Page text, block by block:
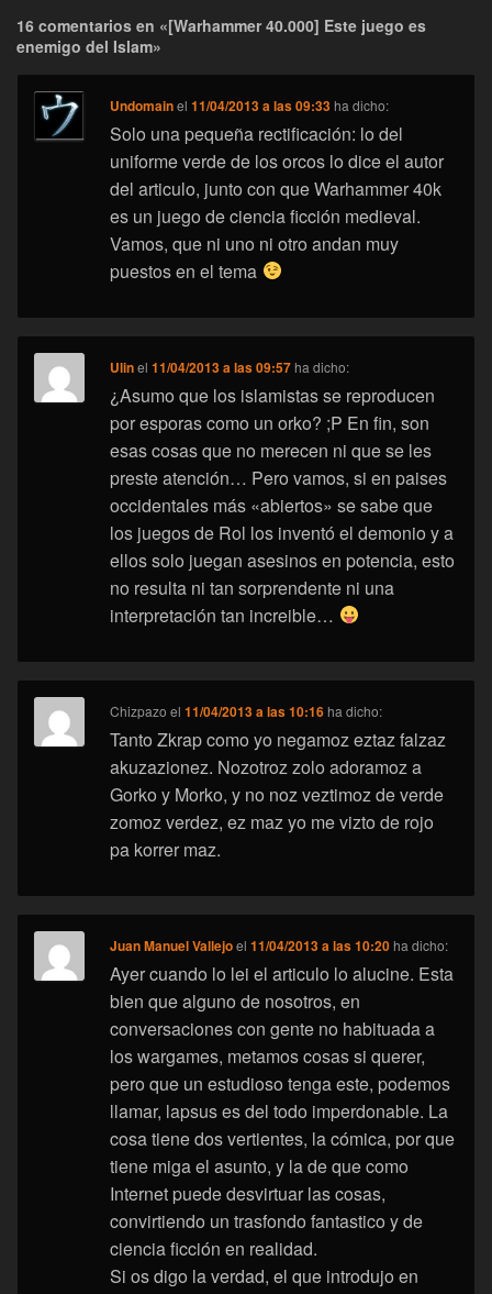
16 comentarios en «[Warhammer 40.000] Este juego es
enemigo del Islam»
Undomainel11/04/2013 a las 09:33 ha dicho:
Solo una pequeña rectificación: lo del
uniforme verde de los orcos lo dice el autor
del articulo, junto con que Warhammer 40k
es un juego de ciencia ficción medieval.
Vamos, que ni uno ni otro andan muy
puestos en el tema
Ulinel11/04/2013 a las 09:57 ha dicho:
¿Asumo que los islamistas se reproducen
por esporas como un orko? ;P En fin, son
esas cosas que no merecen ni que se les
preste atención… Pero vamos, si en paises
occidentales más «abiertos» se sabe que
los juegos de Rol los inventó el demonio y a
ellos solo juegan asesinos en potencia, esto
no resulta ni tan sorprendente ni una
interpretación tan increible…
Chizpazo el11/04/2013 a las 10:16 ha dicho:
Tanto Zkrap como yo negamoz eztaz falzaz
akuzazionez. Nozotroz zolo adoramoz a
Gorko y Morko, y no noz veztimoz de verde
zomoz verdez, ez maz yo me vizto de rojo
pa korrer maz.
Juan Manuel Vallejoel11/04/2013 a las 10:20 ha dicho:
Ayer cuando lo lei el articulo lo alucine. Esta
bien que alguno de nosotros, en
conversaciones con gente no habituada a
los wargames, metamos cosas si querer,
pero que un estudioso tenga este, podemos
llamar, lapsus es del todo imperdonable. La
cosa tiene dos vertientes, la cómica, por que
tiene miga el asunto, y la de que como
Internet puede desvirtuar las cosas,
convirtiendo un trasfondo fantastico y de
ciencia ficción en realidad.
Si os digo la verdad, el que introdujo en